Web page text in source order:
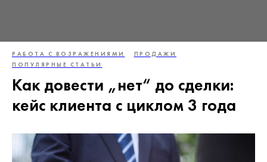
РАБОТА С ВОЗРАЖЕНИЯМИ
ПРОДАЖИ
ПОПУЛЯРНЫЕ СТАТЬИ
Как довести „нет“ до сделки:
кейс клиента с циклом 3 года